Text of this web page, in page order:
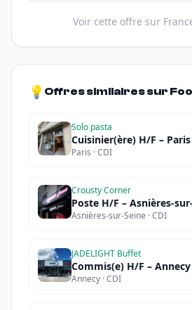
Voir cette offre sur
💡 Offres similaires sur
Solo pasta
Cuisinier(ère) H/F –
Paris · CDI
Crousty Corner
Poste H/F – Asnières-
Asnières-sur-Seine · CDI
JADELIGHT Buffet
Commis(e) H/F – Annecy
Annecy · CDI